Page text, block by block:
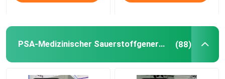
PSA-Medizinischer Sauerstoffgenerator (88)